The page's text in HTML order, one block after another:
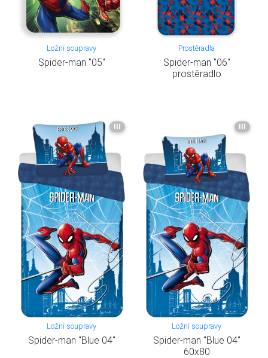
Ložní soupravy
Spider-man "05"
Prostěradla
Spider-man "06"
prostěradlo
III
Ložní soupravy
Spider-man "Blue 04"
III
Ložní soupravy
Spider-man "Blue 04"
60x80